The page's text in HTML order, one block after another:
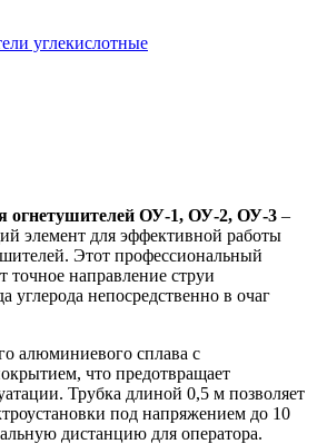
углекислотные
огнетушителей ОУ-1, ОУ-2, ОУ-3 –
элемент для эффективной работы
Этот профессиональный
точное направление струи
углерода непосредственно в очаг
алюминиевого сплава с
что предотвращает
Трубка длиной 0,5 м позволяет
под напряжением до 10
дистанцию для оператора.